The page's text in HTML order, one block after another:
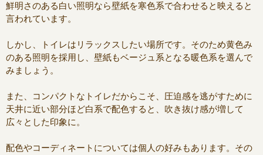
鮮明さのある白い照明なら壁紙を寒色系で合わせると映えると
言われています。
しかし、トイレはリラックスしたい場所です。そのため黄色み
のある照明を採用し、壁紙もベージュ系となる暖色系を選んで
みましょう。
また、コンパクトなトイレだからこそ、圧迫感を逃がすために
天井に近い部分ほど白系で配色すると、吹き抜け感が増して
広々とした印象に。
配色やコーディネートについては個人の好みもあります。その